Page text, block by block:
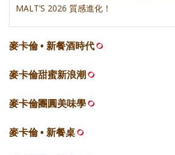
MALT’S 2026 質感進化！
麥卡倫 • 新餐酒時代
麥卡倫甜蜜新浪潮
麥卡倫團圓美味學
麥卡倫 • 新餐桌